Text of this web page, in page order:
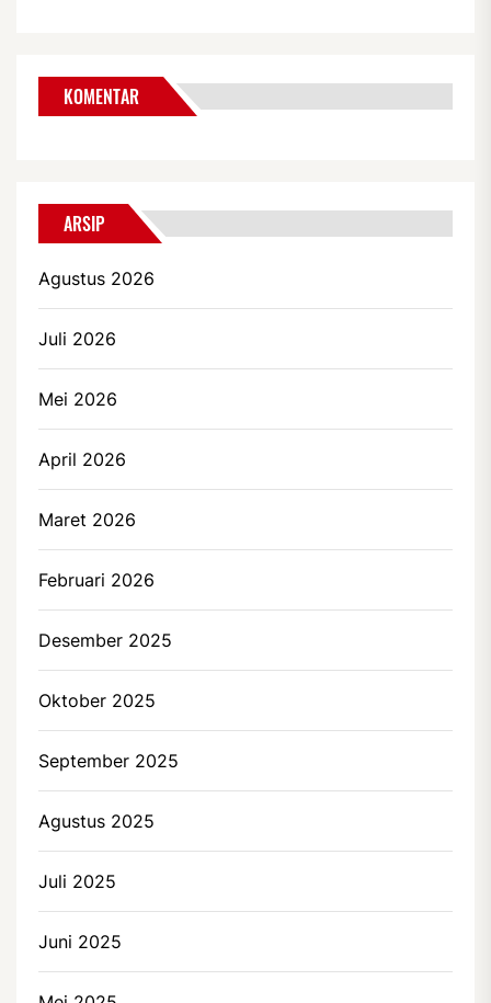
KOMENTAR
ARSIP
Agustus 2026
Juli 2026
Mei 2026
April 2026
Maret 2026
Februari 2026
Desember 2025
Oktober 2025
September 2025
Agustus 2025
Juli 2025
Juni 2025